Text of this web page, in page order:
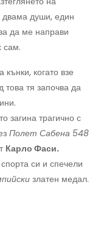
двама души, един
да ме направи
сам.
когато взе
тя започва да
загина трагично с
Полет Сабена 548
Карло Фаси.
си и спечели
златен медал.